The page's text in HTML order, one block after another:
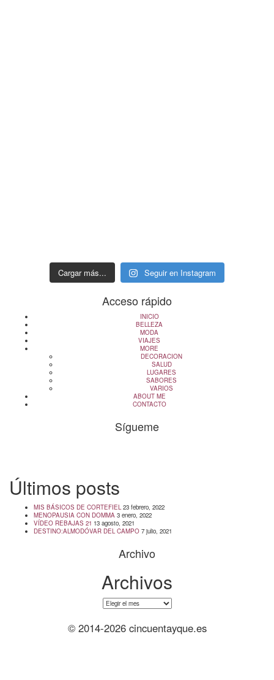
Cargar más... Seguir en Instagram
Acceso rápido
INICIO
BELLEZA
MODA
VIAJES
MORE
DECORACION
SALUD
LUGARES
SABORES
VARIOS
ABOUT ME
CONTACTO
Sígueme
Últimos posts
MIS BÁSICOS DE CORTEFIEL 23 febrero, 2022
MENOPAUSIA CON DOMMA 3 enero, 2022
VÍDEO REBAJAS 21 13 agosto, 2021
DESTINO:ALMODÓVAR DEL CAMPO 7 julio, 2021
Archivo
Archivos
Archivos
© 2014-2026 cincuentayque.es